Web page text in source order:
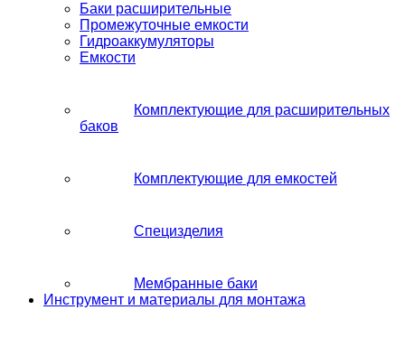
Баки расширительные
Промежуточные емкости
Гидроаккумуляторы
Емкости
Комплектующие для расширительных
баков
Комплектующие для емкостей
Специзделия
Мембранные баки
Инструмент и материалы для монтажа